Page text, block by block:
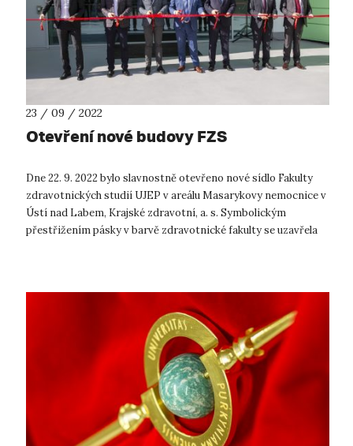
23 / 09 / 2022
Otevření nové budovy FZS
Dne 22. 9. 2022 bylo slavnostně otevřeno nové sídlo Fakulty
zdravotnických studií UJEP v areálu Masarykovy nemocnice v
Ústí nad Labem, Krajské zdravotní, a. s. Symbolickým
přestřižením pásky v barvě zdravotnické fakulty se uzavřela